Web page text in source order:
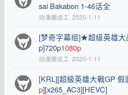
sai Bakabon 1-46话全
动漫搬运工 2020-1-11
[梦奇字幕组]★超级英雄
p]720p1080p
动漫搬运工 2020-1-11
[KRL][超級英雄大戰GP
p][x265_AC3][HEVC]